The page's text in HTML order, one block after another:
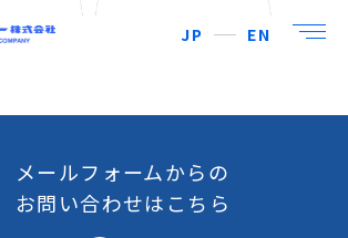
JP EN
メールフォームからの
お問い合わせはこちら